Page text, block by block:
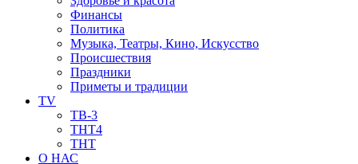
Финансы
Политика
Музыка, Театры, Кино, Искусство
Происшествия
Праздники
Приметы и традиции
TV
ТВ-3
ТНТ4
ТНТ
О НАС